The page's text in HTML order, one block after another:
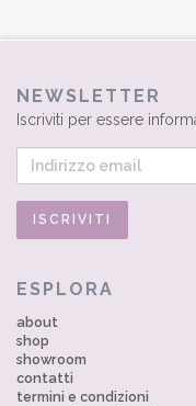
NEWSLETTER
Iscriviti per essere
ESPLORA
about
shop
showroom
contatti
termini e condizioni